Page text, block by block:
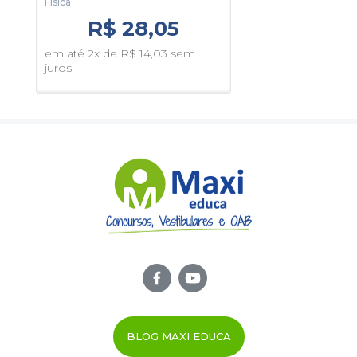
Docente 2026:
Vagas: Cadastro Reserva
Inscrições: De 22/06/2026 a 03/07/2026
Taxa de Inscrição: R$ 85,00
R$ 28,05
em até 2x de R$ 14,03 sem
juros
BLOG MAXI EDUCA